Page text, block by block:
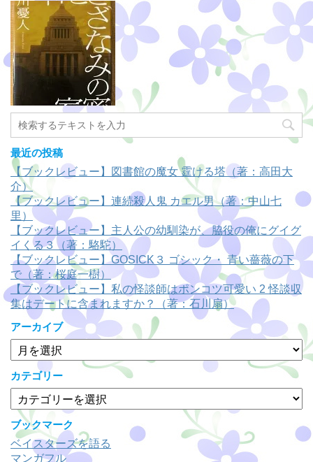
最近の投稿
【ブックレビュー】図書館の魔女 霆ける塔（著：高田大
介）
【ブックレビュー】連続殺人鬼 カエル男（著：中山七
里）
【ブックレビュー】主人公の幼馴染が、脇役の俺にグイグ
イくる３（著：駱駝）
【ブックレビュー】GOSICK３ ゴシック・ 青い薔薇の下
で（著：桜庭一樹）
【ブックレビュー】私の怪談師はポンコツ可愛い 2 怪談収
集はデートに含まれますか？（著：石川扇）
アーカイブ
ア
ー
カ
イ
ブ
カテゴリー
テ
ゴ
リ
ー
ブックマーク
ベイスターズを語る
マンガフル